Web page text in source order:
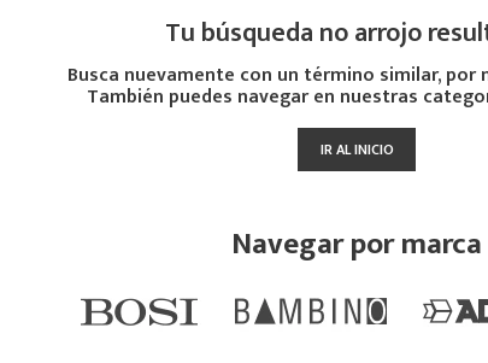
Tu búsqueda no arrojo
Busca nuevamente con un término similar, por
También puedes navegar en nuestras
IR AL INICIO
Navegar por marca